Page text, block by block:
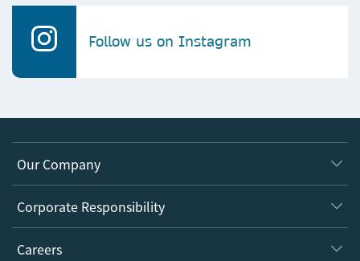
Follow us on Instagram
Our Company
About us
Executive team
Our Communities
Corporate Responsibility
Taking Responsibility
Careers